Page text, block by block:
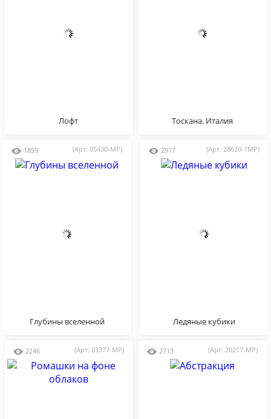
Лофт Тоскана. Италия
1859 (Арт: 05430-MP)
Глубины вселенной
2917 (Арт: 28620-1MP)
Ледяные кубики
2246 (Арт: 03377-MP) 2713 (Арт: 20217-MP)